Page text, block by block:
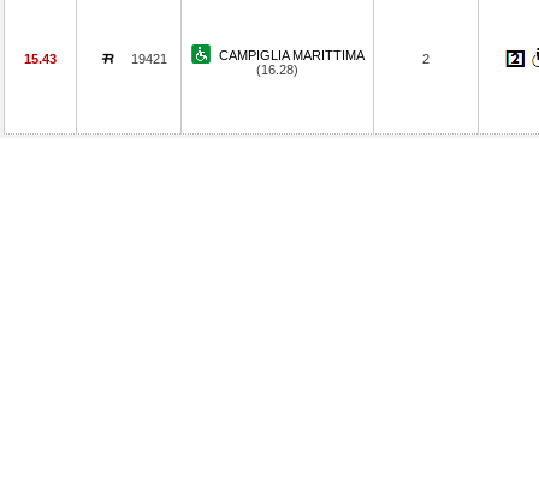
15.43 19421
CAMPIGLIA MARITTIMA
(16.28)
2